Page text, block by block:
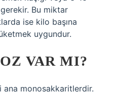
Bu miktar
ise kilo başına
uygundur.
VAR MI?
monosakkaritlerdir.